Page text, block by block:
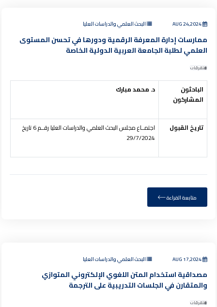
AUG 24,2024 البحث العلمي والدراسات العليا
ممارسات إدارة المعرفة الرقمية ودورها في تحسن المستوى
العلمي لطلبة الجامعة العربية الدولية الخاصة
متفرقات
الباحثون
المشاركون
د. محمد مبارك
تاريخ القبول
اجتمــاع مجلس البحث العلمي والدراسات العليا رقــم 6 تاريخ
29/7/2024
متابعة القراءة
AUG 17,2024 البحث العلمي والدراسات العليا
مصداقية استخدام المتن اللغوي الإلكتروني المتوازي
والمتقارن في الجلسات التدريبية على الترجمة
متفرقات